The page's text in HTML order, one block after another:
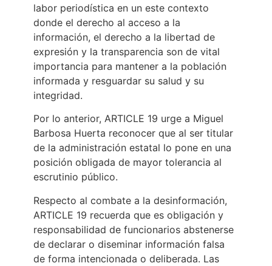
labor periodística en un este contexto
donde el derecho al acceso a la
información, el derecho a la libertad de
expresión y la transparencia son de vital
importancia para mantener a la población
informada y resguardar su salud y su
integridad.
Por lo anterior, ARTICLE 19 urge a Miguel
Barbosa Huerta reconocer que al ser titular
de la administración estatal lo pone en una
posición obligada de mayor tolerancia al
escrutinio público.
Respecto al combate a la desinformación,
ARTICLE 19 recuerda que es obligación y
responsabilidad de funcionarios abstenerse
de declarar o diseminar información falsa
de forma intencionada o deliberada. Las